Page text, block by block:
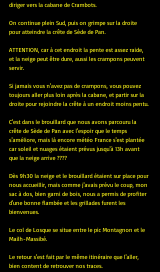
diriger vers la cabane de Crambots.
On continue plein Sud, puis on grimpe sur la droite
pour atteindre la crête de Sède de Pan.
ATTENTION, car à cet endroit la pente est assez raide,
et la neige peut être dure, aussi les crampons peuvent
servir.
Si jamais vous n'avez pas de crampons, vous pouvez
toujours aller plus loin après la cabane, et partir sur la
droite pour rejoindre la crête à un endroit moins pentu.
C'est dans le brouillard que nous avons parcouru la
crête de Sède de Pan avec l'espoir que le temps
s'améliore, mais là encore météo France s'est plantée
car soleil et nuages étaient prévus jusqu'à 13h avant
que la neige arrive ????
Dès 9h30 la neige et le brouillard étaient sur place pour
nous accueillir, mais comme j'avais prévu le coup, mon
sac à dos, bien garni de bois, nous a permis de profiter
d'une bonne flambée et les grillades furent les
bienvenues.
Le col de Losque se situe entre le pic Montagnon et le
Mailh-Massibé.
Le retour s'est fait par le même itinéraire que l'aller,
bien content de retrouver nos traces.